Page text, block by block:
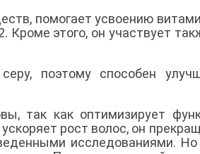
помогает усвоению
Кроме этого, он участвует
поэтому способен
так как оптимизирует
рост волос, он
исследованиями. Но